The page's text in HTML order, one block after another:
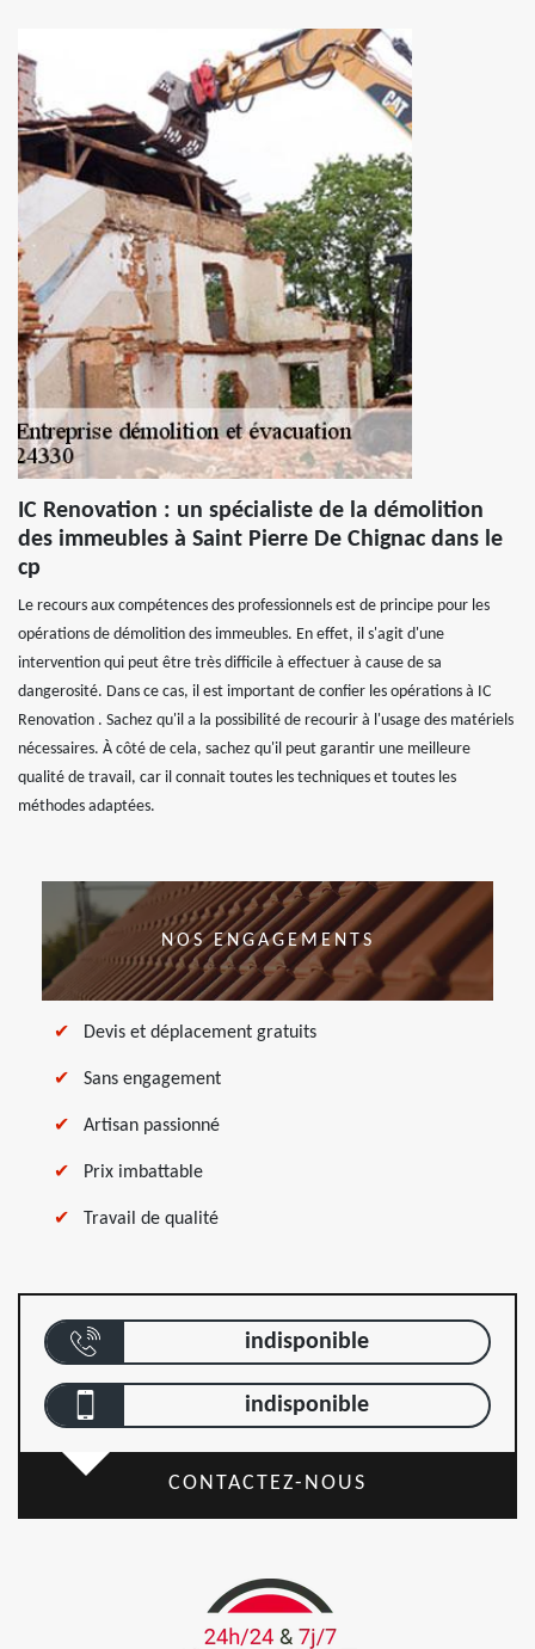
IC Renovation : un spécialiste de la démolition
des immeubles à Saint Pierre De Chignac dans le
cp
Le recours aux compétences des professionnels est de principe pour les
opérations de démolition des immeubles. En effet, il s'agit d'une
intervention qui peut être très difficile à effectuer à cause de sa
dangerosité. Dans ce cas, il est important de confier les opérations à IC
Renovation . Sachez qu'il a la possibilité de recourir à l'usage des matériels
nécessaires. À côté de cela, sachez qu'il peut garantir une meilleure
qualité de travail, car il connait toutes les techniques et toutes les
méthodes adaptées.
NOS ENGAGEMENTS
Devis et déplacement gratuits
Sans engagement
Artisan passionné
Prix imbattable
Travail de qualité
indisponible
indisponible
CONTACTEZ-NOUS